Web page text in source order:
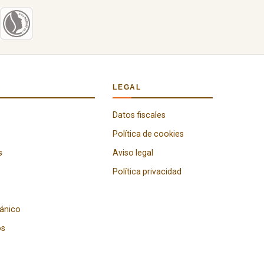
LEGAL
Datos fiscales
Política de cookies
Aviso legal
Política privacidad